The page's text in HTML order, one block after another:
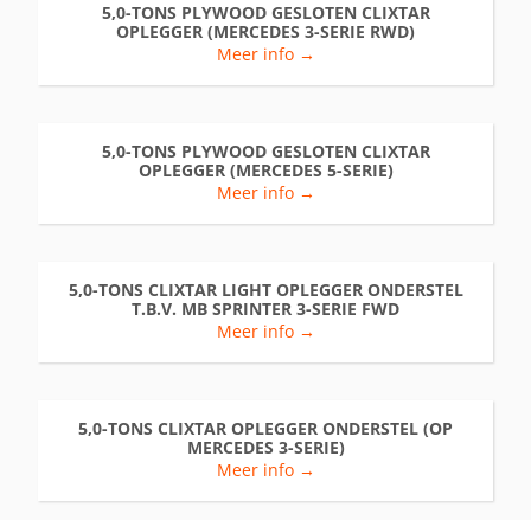
5,0-TONS PLYWOOD GESLOTEN CLIXTAR
OPLEGGER (MERCEDES 3-SERIE RWD)
Meer info →
5,0-TONS PLYWOOD GESLOTEN CLIXTAR
OPLEGGER (MERCEDES 5-SERIE)
Meer info →
5,0-TONS CLIXTAR LIGHT OPLEGGER ONDERSTEL
T.B.V. MB SPRINTER 3-SERIE FWD
Meer info →
5,0-TONS CLIXTAR OPLEGGER ONDERSTEL (OP
MERCEDES 3-SERIE)
Meer info →